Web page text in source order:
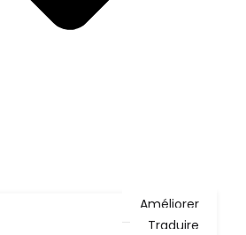
Améliorer
Traduire